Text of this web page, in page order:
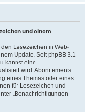
und einem
Lesezeichen in Web-
Update. Seit phpBB 3.1
kannst eine
wird. Abonnements
eines Themas oder eines
für Lesezeichen und
„Benachrichtigungen